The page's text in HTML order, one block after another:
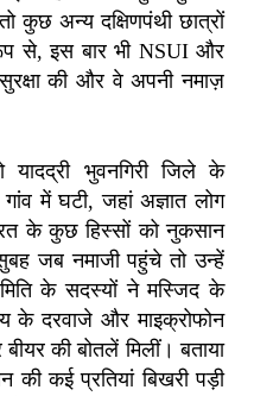
कुछ अन्य दक्षिणपंथी छात्रों
से, इस बार भी NSUI और
की और वे अपनी नमाज़
भुवनगिरी जिले के
में घटी, जहां अज्ञात लोग
के कुछ हिस्सों को नुकसान
जब नमाजी पहुंचे तो उन्हें
के सदस्यों ने मस्जिद के
के दरवाजे और माइक्रोफोन
की बोतलें मिलीं। बताया
की कई प्रतियां बिखरी पड़ी